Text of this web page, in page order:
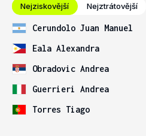
Nejziskovější Nejztrátovější
Cerundolo Juan Manuel
Eala Alexandra
Obradovic Andrea
Guerrieri Andrea
Torres Tiago